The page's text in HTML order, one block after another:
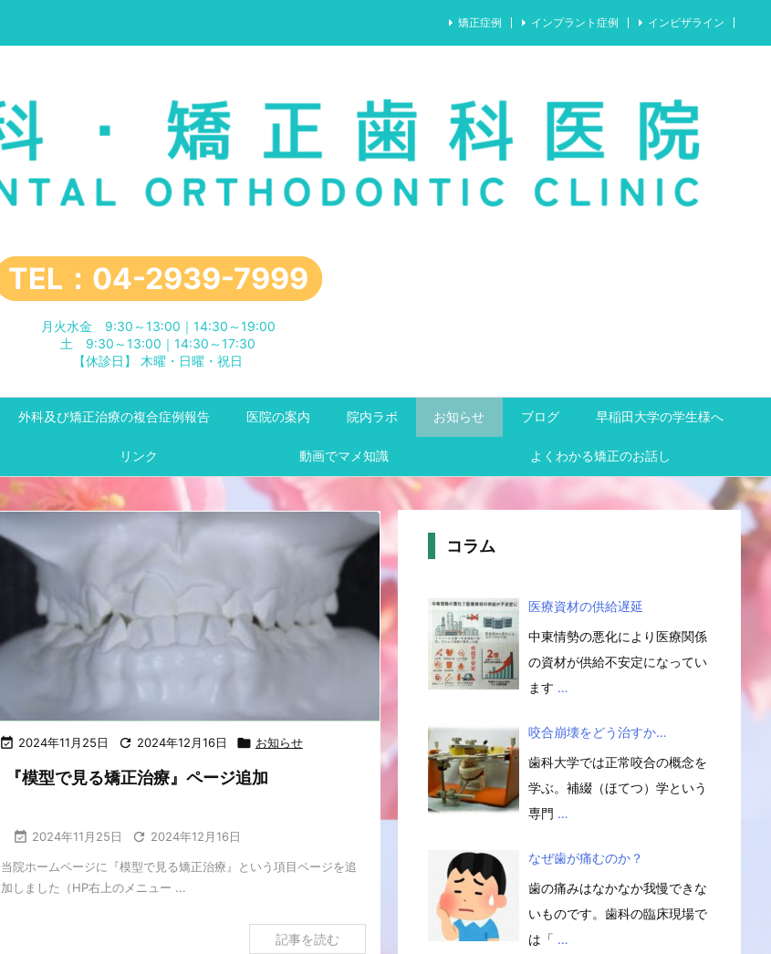
TEL：04-2939-7999
月火水金 9:30～13:00｜14:30～19:00
土 9:30～13:00｜14:30～17:30
【休診日】 木曜・日曜・祝日
外科及び矯正治療の複合症例報告 医院の案内 院内ラボ お知らせ ブログ 早稲田大学の学生様へ
リンク 動画でマメ知識 よくわかる矯正のお話し
矯正症例 インプラント症例 インビザライン
 2024年11月25日  2024年12月16日  お知らせ
『模型で見る矯正治療』ページ追加
 2024年11月25日  2024年12月16日
当院ホームページに『模型で見る矯正治療』という項目ページを追
加しました（HP右上のメニュー ...
記事を読む
コラム
医療資材の供給遅延
中東情勢の悪化により医療関係
の資材が供給不安定になってい
ます …
咬合崩壊をどう治すか…
歯科大学では正常咬合の概念を
学ぶ。補綴（ほてつ）学という
専門 …
なぜ歯が痛むのか？
歯の痛みはなかなか我慢できな
いものです。歯科の臨床現場で
は「 …